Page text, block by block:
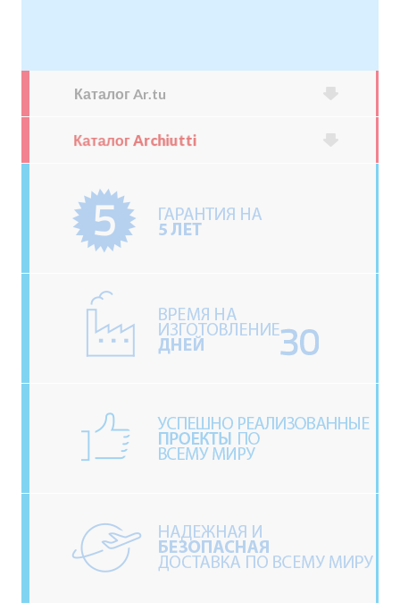
Каталог Ar.tu
Каталог Archiutti